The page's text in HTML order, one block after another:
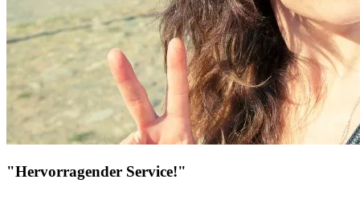
"Hervorragender Service!"